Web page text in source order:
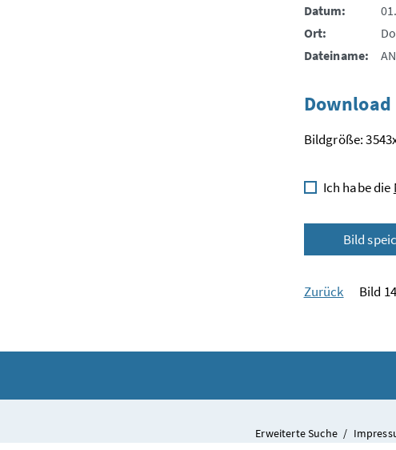
Datum:
Ort:
Dateiname:
Download
Bildgröße:
Ich habe die
Bild
Zurück Bild
Erweiterte Suche /